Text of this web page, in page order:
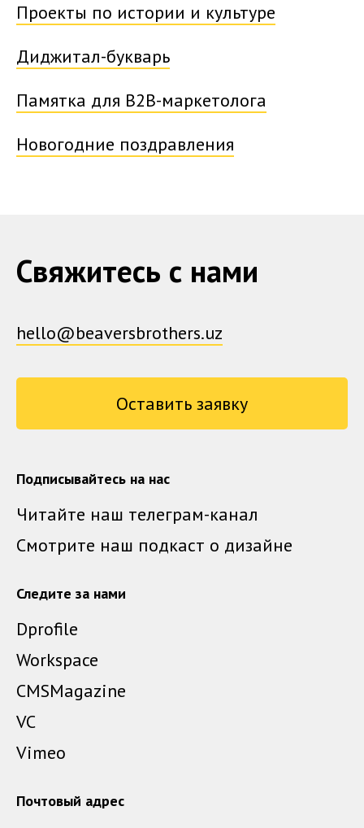
Проекты по истории и культуре
Диджитал-букварь
Памятка для B2B-маркетолога
Новогодние поздравления
Свяжитесь с нами
hello@beaversbrothers.uz
Оставить заявку
Подписывайтесь на нас
Читайте наш телеграм-канал
Смотрите наш подкаст о дизайне
Следите за нами
Dprofile
Workspace
CMSMagazine
VC
Vimeo
Почтовый адрес